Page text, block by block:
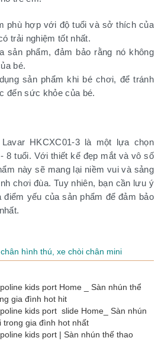
phù hợp với độ tuổi và sở thích của
trải nghiệm tốt nhất.
sản phẩm, đảm bảo rằng nó không
bé.
sản phẩm khi bé chơi, để tránh
đến sức khỏe của bé.
HKCXC01-3 là một lựa chọn
8 tuổi. Với thiết kế đẹp mắt và vô số
này sẽ mang lại niềm vui và sảng
chơi đùa. Tuy nhiên, bạn cần lưu ý
yếu của sản phẩm để đảm bảo
hình thú, xe chòi chân mini
kids port Home _ Sàn nhún thể
gia đình hot hit
kids port slide Home_ Sàn nhún
trong gia đình hot nhất
kids port | Sàn nhún thế thao